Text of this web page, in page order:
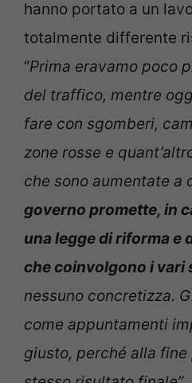
hanno portato a un
totalmente differente
“Prima eravamo poco
del traffico, mentre
fare con sgomberi,
zone rosse e
che sono aumentate a
governo promette, in
una legge di riforma e
che coinvolgono i vari
nessuno concretizza.
come appuntamenti
giusto, perché alla